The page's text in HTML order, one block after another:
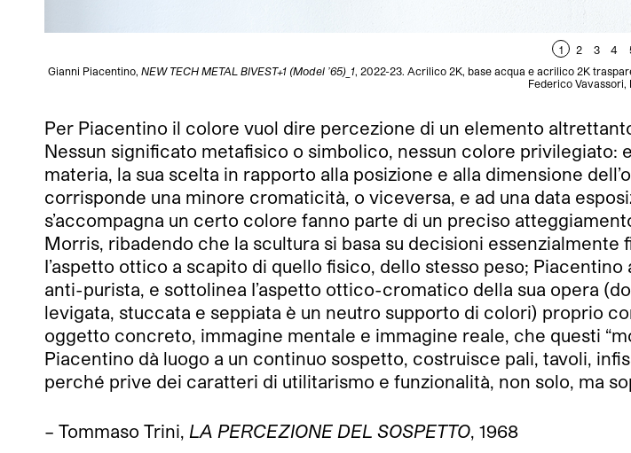
1 2 3 4
Gianni Piacentino, NEW TECH METAL BIVEST+1 (Model ’65)_1, 2022-23. Acrilico 2K, base acqua e acrilico 2K
Federico Vavassori,
Per Piacentino il colore vuol dire percezione di un elemento
Nessun significato metafisico o simbolico, nessun colore privilegiato:
materia, la sua scelta in rapporto alla posizione e alla dimensione
corrisponde una minore cromaticità, o viceversa, e ad una data
s’accompagna un certo colore fanno parte di un preciso
Morris, ribadendo che la scultura si basa su decisioni
I’aspetto ottico a scapito di quello fisico, dello stesso peso;
anti-purista, e sottolinea I’aspetto ottico-cromatico della sua opera
levigata, stuccata e seppiata è un neutro supporto di colori) proprio
oggetto concreto, immagine mentale e immagine reale, che questi
Piacentino dà luogo a un continuo sospetto, costruisce pali, tavoli,
perché prive dei caratteri di utilitarismo e funzionalità, non solo, ma
– Tommaso Trini, LA PERCEZIONE DEL SOSPETTO, 1968